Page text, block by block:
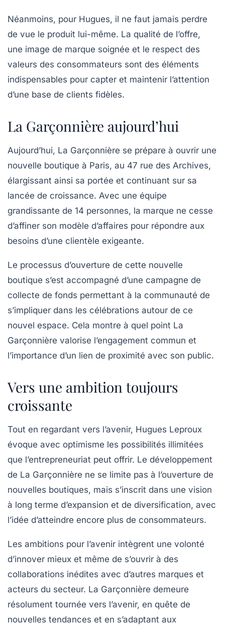
Néanmoins, pour Hugues, il ne faut jamais perdre
de vue le produit lui-même. La qualité de l’offre,
une image de marque soignée et le respect des
valeurs des consommateurs sont des éléments
indispensables pour capter et maintenir l’attention
d’une base de clients fidèles.
La Garçonnière aujourd’hui
Aujourd’hui, La Garçonnière se prépare à ouvrir une
nouvelle boutique à Paris, au 47 rue des Archives,
élargissant ainsi sa portée et continuant sur sa
lancée de croissance. Avec une équipe
grandissante de 14 personnes, la marque ne cesse
d’affiner son modèle d’affaires pour répondre aux
besoins d’une clientèle exigeante.
Le processus d’ouverture de cette nouvelle
boutique s’est accompagné d’une campagne de
collecte de fonds permettant à la communauté de
s’impliquer dans les célébrations autour de ce
nouvel espace. Cela montre à quel point La
Garçonnière valorise l’engagement commun et
l’importance d’un lien de proximité avec son public.
Vers une ambition toujours
croissante
Tout en regardant vers l’avenir, Hugues Leproux
évoque avec optimisme les possibilités illimitées
que l’entrepreneuriat peut offrir. Le développement
de La Garçonnière ne se limite pas à l’ouverture de
nouvelles boutiques, mais s’inscrit dans une vision
à long terme d’expansion et de diversification, avec
l’idée d’atteindre encore plus de consommateurs.
Les ambitions pour l’avenir intègrent une volonté
d’innover mieux et même de s’ouvrir à des
collaborations inédites avec d’autres marques et
acteurs du secteur. La Garçonnière demeure
résolument tournée vers l’avenir, en quête de
nouvelles tendances et en s’adaptant aux